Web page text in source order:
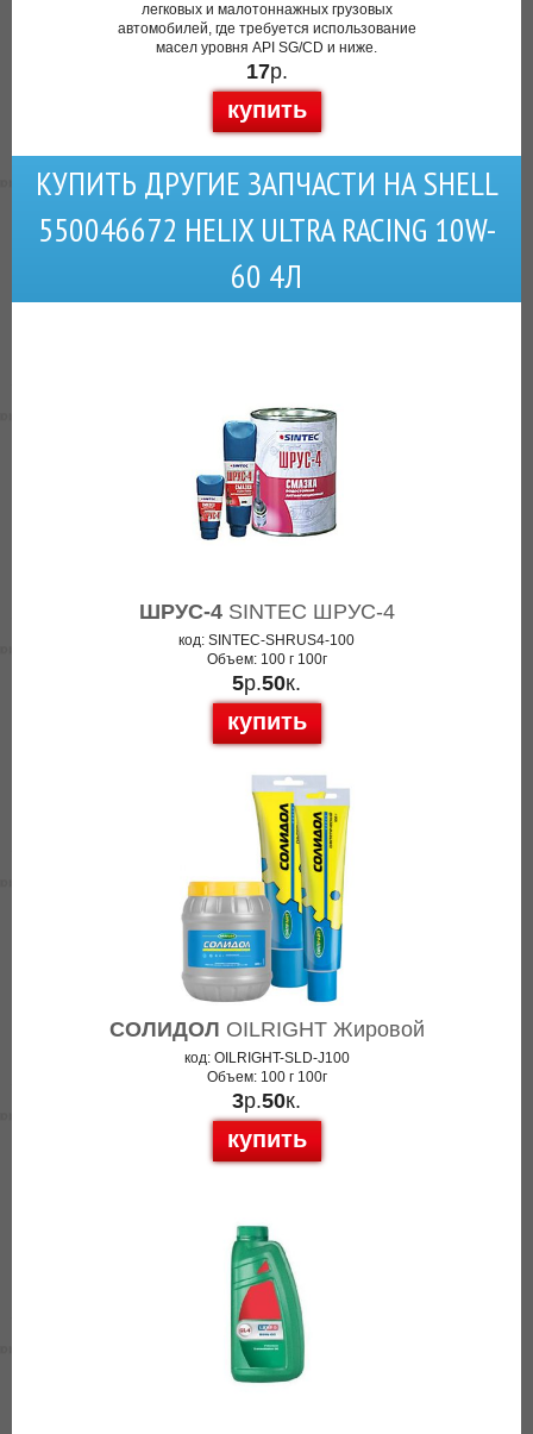
легковых и малотоннажных грузовых
автомобилей, где требуется использование
масел уровня API SG/CD и ниже.
17р.
купить
КУПИТЬ ДРУГИЕ ЗАПЧАСТИ НА SHELL
550046672 HELIX ULTRA RACING 10W-
60 4Л
ШРУС-4SINTEC ШРУС-4
код: SINTEC-SHRUS4-100
Объем: 100 г 100г
5р.50к.
купить
СОЛИДОЛ OILRIGHT Жировой
код: OILRIGHT-SLD-J100
Объем: 100 г 100г
3р.50к.
купить